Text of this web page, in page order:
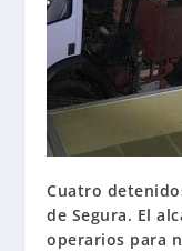
Cuatro
de Segura. El
operarios para